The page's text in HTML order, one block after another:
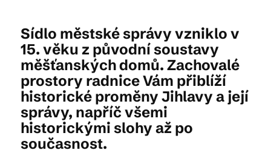
Sídlo městské správy vzniklo v
15. věku z původní soustavy
měšťanských domů. Zachovalé
prostory radnice Vám přiblíží
historické proměny Jihlavy a její
správy, napříč všemi
historickými slohy až po
současnost.